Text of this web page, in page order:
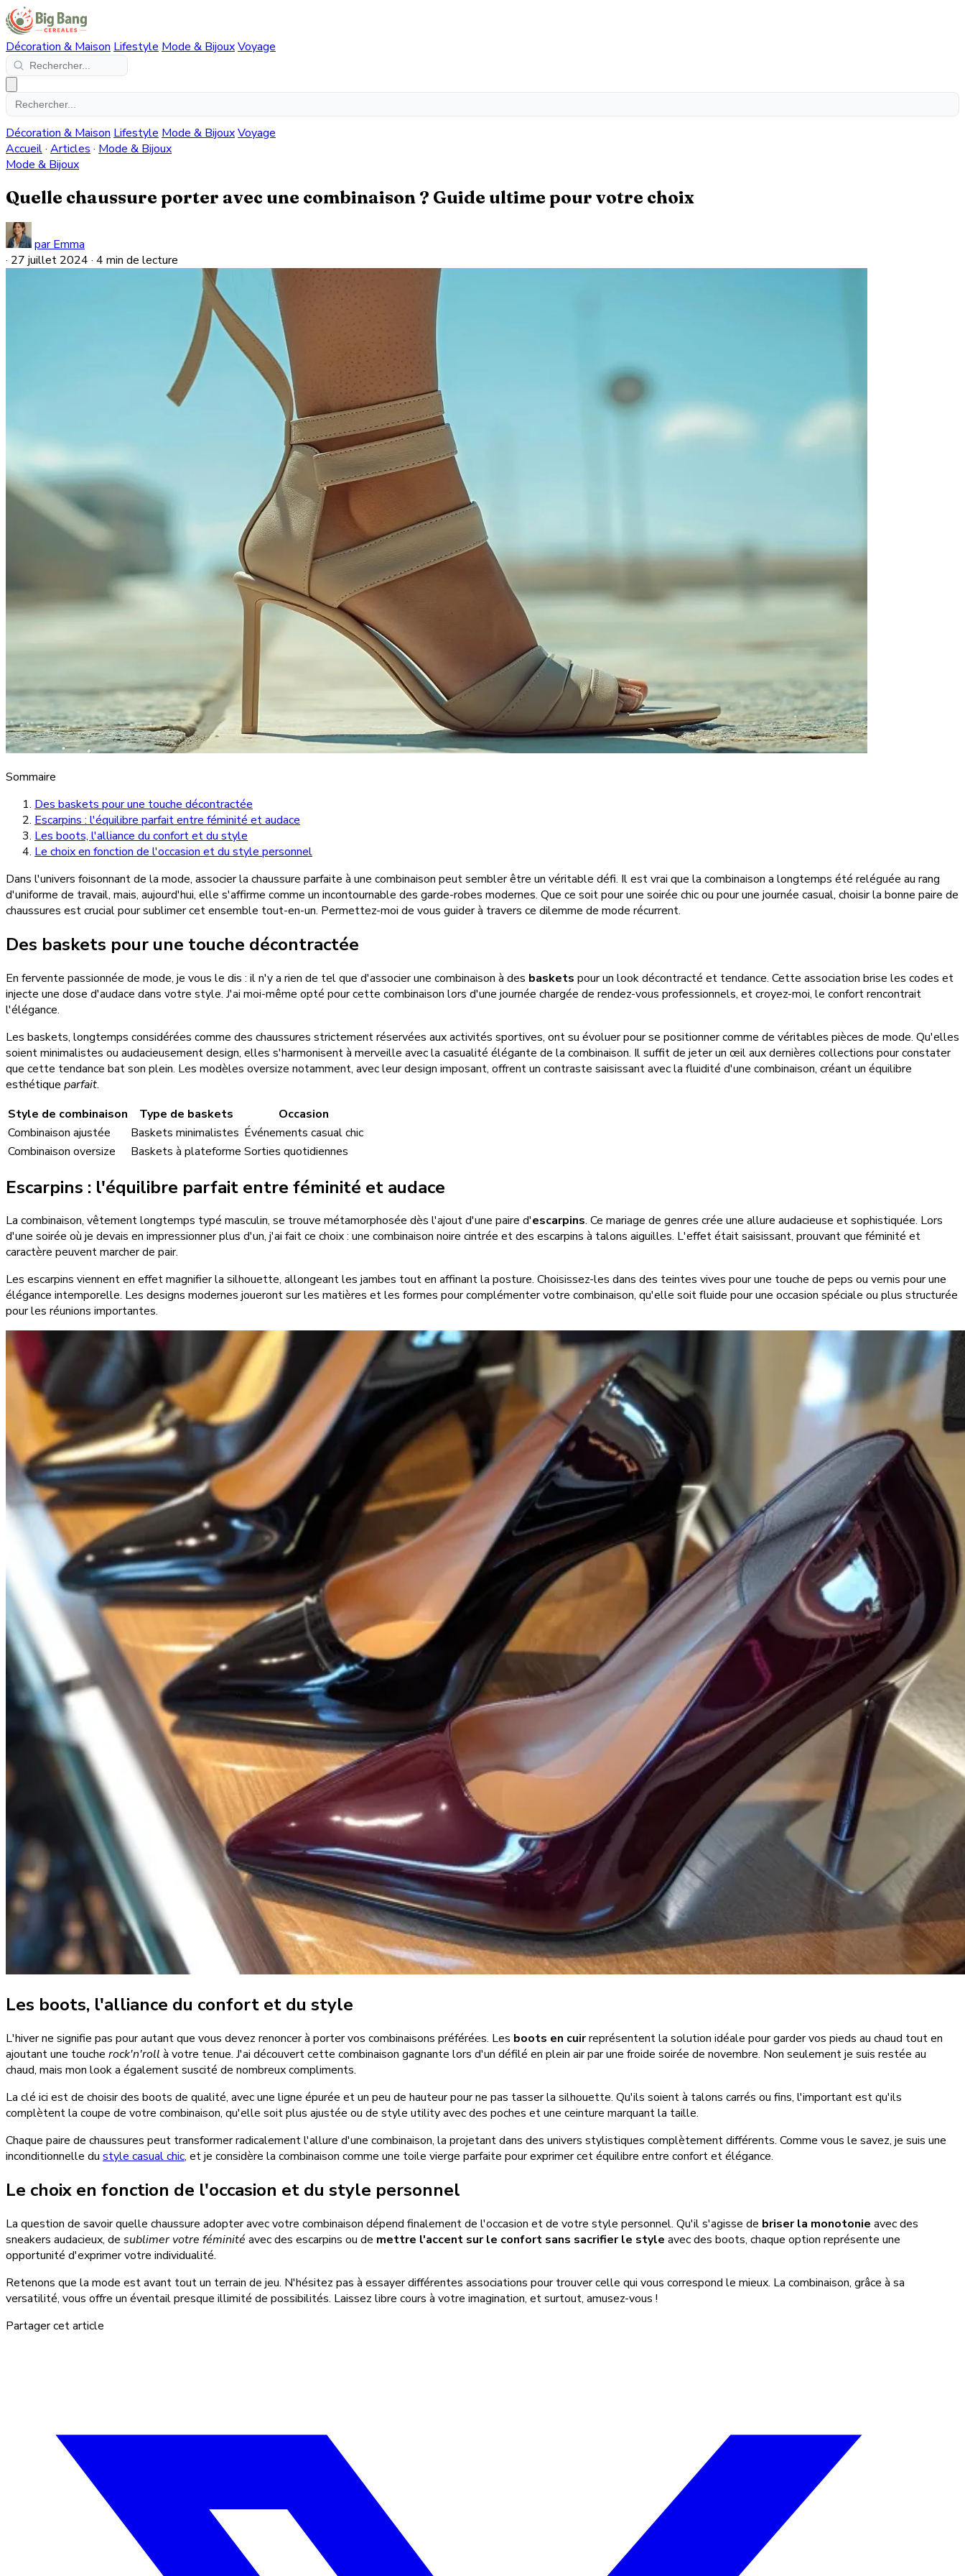
Décoration & Maison Lifestyle Mode & BijouxVoyage
Décoration & Maison Lifestyle Mode & BijouxVoyage
Accueil· Articles · Mode & Bijoux
Mode & Bijoux
Quelle chaussure porter avec une combinaison ? Guide ultime pour votre choix
par Emma
· 27 juillet 2024 · 4 min de lecture
Sommaire
Des baskets pour une touche décontractée
Escarpins : l'équilibre parfait entre féminité et audace
Les boots, l'alliance du confort et du style
Le choix en fonction de l'occasion et du style personnel
Dans l'univers foisonnant de la mode, associer la chaussure parfaite à une combinaison peut sembler être un véritable défi. Il est vrai que la combinaison a longtemps été reléguée au rang
d'uniforme de travail, mais, aujourd'hui, elle s'affirme comme un incontournable des garde-robes modernes. Que ce soit pour une soirée chic ou pour une journée casual, choisir la bonne paire de
chaussures est crucial pour sublimer cet ensemble tout-en-un. Permettez-moi de vous guider à travers ce dilemme de mode récurrent.
Des baskets pour une touche décontractée
En fervente passionnée de mode, je vous le dis : il n'y a rien de tel que d'associer une combinaison à des baskets pour un look décontracté et tendance. Cette association brise les codes et
injecte une dose d'audace dans votre style. J'ai moi-même opté pour cette combinaison lors d'une journée chargée de rendez-vous professionnels, et croyez-moi, le confort rencontrait
l'élégance.
Les baskets, longtemps considérées comme des chaussures strictement réservées aux activités sportives, ont su évoluer pour se positionner comme de véritables pièces de mode. Qu'elles
soient minimalistes ou audacieusement design, elles s'harmonisent à merveille avec la casualité élégante de la combinaison. Il suffit de jeter un œil aux dernières collections pour constater
que cette tendance bat son plein. Les modèles oversize notamment, avec leur design imposant, offrent un contraste saisissant avec la fluidité d'une combinaison, créant un équilibre
esthétique parfait.
Style de combinaison
Type de baskets
Occasion
Combinaison ajustée
Baskets minimalistes Événements casual chic
Combinaison oversize
Baskets à plateforme Sorties quotidiennes
Escarpins : l'équilibre parfait entre féminité et audace
La combinaison, vêtement longtemps typé masculin, se trouve métamorphosée dès l'ajout d'une paire d'escarpins. Ce mariage de genres crée une allure audacieuse et sophistiquée. Lors
d'une soirée où je devais en impressionner plus d'un, j'ai fait ce choix : une combinaison noire cintrée et des escarpins à talons aiguilles. L'effet était saisissant, prouvant que féminité et
caractère peuvent marcher de pair.
Les escarpins viennent en effet magnifier la silhouette, allongeant les jambes tout en affinant la posture. Choisissez-les dans des teintes vives pour une touche de peps ou vernis pour une
élégance intemporelle. Les designs modernes joueront sur les matières et les formes pour complémenter votre combinaison, qu'elle soit fluide pour une occasion spéciale ou plus structurée
pour les réunions importantes.
Les boots, l'alliance du confort et du style
L'hiver ne signifie pas pour autant que vous devez renoncer à porter vos combinaisons préférées. Les boots en cuirreprésentent la solution idéale pour garder vos pieds au chaud tout en
ajoutant une touche rock'n'roll à votre tenue. J'ai découvert cette combinaison gagnante lors d'un défilé en plein air par une froide soirée de novembre. Non seulement je suis restée au
chaud, mais mon look a également suscité de nombreux compliments.
La clé ici est de choisir des boots de qualité, avec une ligne épurée et un peu de hauteur pour ne pas tasser la silhouette. Qu'ils soient à talons carrés ou fins, l'important est qu'ils
complètent la coupe de votre combinaison, qu'elle soit plus ajustée ou de style utility avec des poches et une ceinture marquant la taille.
Chaque paire de chaussures peut transformer radicalement l'allure d'une combinaison, la projetant dans des univers stylistiques complètement différents. Comme vous le savez, je suis une
inconditionnelle du style casual chic, et je considère la combinaison comme une toile vierge parfaite pour exprimer cet équilibre entre confort et élégance.
Le choix en fonction de l'occasion et du style personnel
La question de savoir quelle chaussure adopter avec votre combinaison dépend finalement de l'occasion et de votre style personnel. Qu'il s'agisse de briser la monotonie avec des
sneakers audacieux, de sublimer votre féminité avec des escarpins ou de mettre l'accent sur le confort sans sacrifier le style avec des boots, chaque option représente une
opportunité d'exprimer votre individualité.
Retenons que la mode est avant tout un terrain de jeu. N'hésitez pas à essayer différentes associations pour trouver celle qui vous correspond le mieux. La combinaison, grâce à sa
versatilité, vous offre un éventail presque illimité de possibilités. Laissez libre cours à votre imagination, et surtout, amusez-vous !
Partager cet article